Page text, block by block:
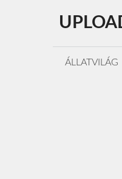
tartalomba
ÁLLATVILÁG